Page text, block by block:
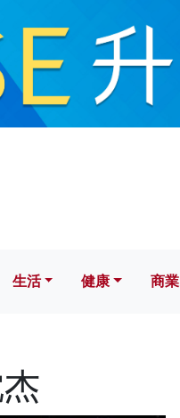
健康
生活 健康 商業